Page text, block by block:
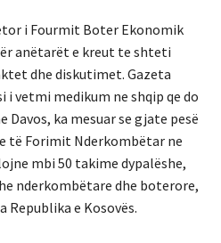
i Fourmit Boter Ekonomik
anëtarët e kreut te shteti
dhe diskutimet. Gazeta
i vetmi medikum ne shqip qe do
ka mesuar se gjate pesë
të Forimit Nderkombëtar ne
mbi 50 takime dypalëshe,
nderkombëtare dhe boterore,
Republika e Kosovës.